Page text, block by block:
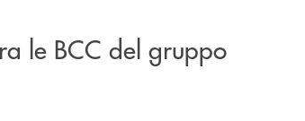
le BCC del gruppo